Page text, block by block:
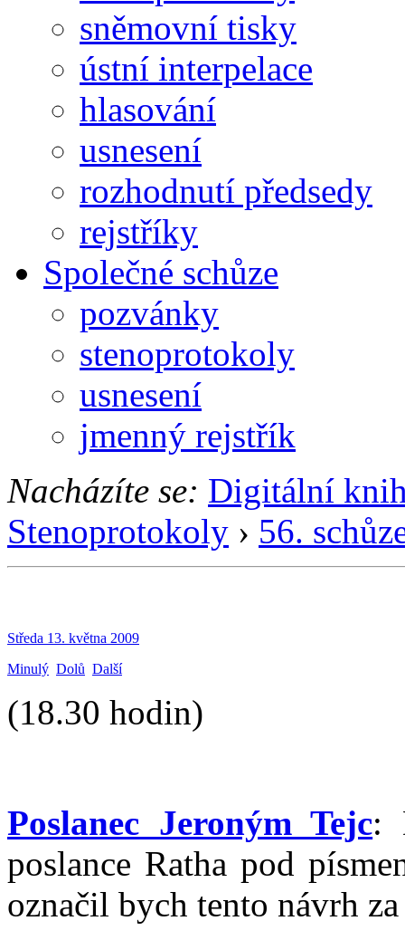
sněmovní tisky
ústní interpelace
hlasování
usnesení
rozhodnutí předsedy
rejstříky
Společné schůze
pozvánky
stenoprotokoly
usnesení
jmenný rejstřík
Nacházíte se: Digitální
Stenoprotokoly › 56.
Středa 13. května 2009
Minulý Dolů Další
(18.30 hodin)
Poslanec Jeroným Tejc:
poslance Ratha pod
označil bych tento návrh